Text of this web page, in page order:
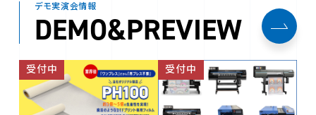
デモ実演会情報
DEMO&PREVIEW
受付中 受付中